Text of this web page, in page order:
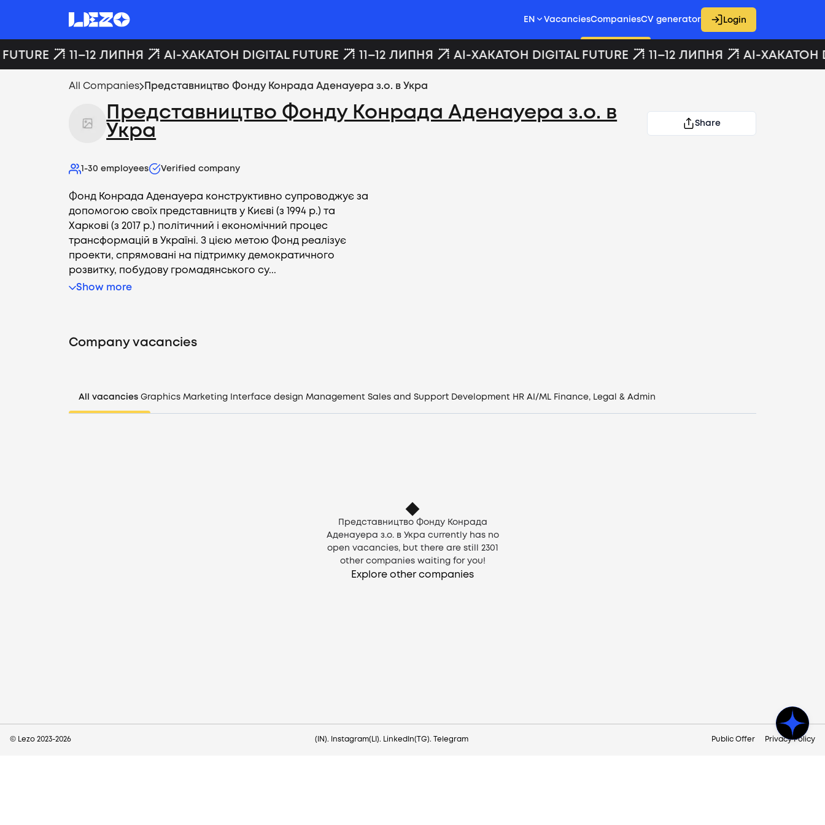
Login
EN VacanciesCompaniesCV generator Login
11–12 ЛИПНЯ AI-ХАКАТОН DIGITAL FUTURE 11–12 ЛИПНЯ AI-ХАКАТОН DIGITAL FUTURE 11–12 ЛИПНЯ AI-ХАКАТОН
All Companies Представництво Фонду Конрада Аденауера з.о. в Укра
Представництво Фонду Конрада Аденауера з.о. в
Укра
Share
1-30 employees Verified company
Фонд Конрада Аденауера конструктивно супроводжує за
допомогою своїх представництв у Києві (з 1994 р.) та
Харкові (з 2017 р.) політичний і економічний процес
трансформацій в Україні. З цією метою Фонд реалізує
проекти, спрямовані на підтримку демократичного
розвитку, побудову громадянського су...
Show more
Company vacancies
All vacancies Graphics Marketing Interface design Management Sales and Support Development HR AI/ML Finance, Legal & Admin
Представництво Фонду Конрада
Аденауера з.о. в Укра currently has no
open vacancies, but there are still
2301
other companies waiting for you!
Explore other companies
© Lezo 2023-2026 (IN). Instagram(LI). LinkedIn(TG). Telegram Public Offer Privacy Policy